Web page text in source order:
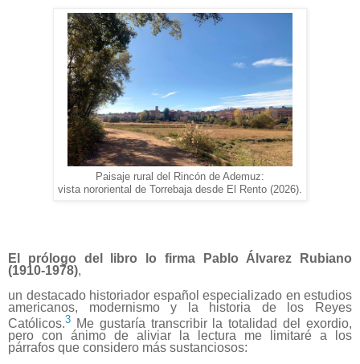
Paisaje rural del Rincón de Ademuz:
vista nororiental de Torrebaja desde El Rento (2026).
El prólogo del libro lo firma Pablo Álvarez Rubiano
(1910-1978),
un destacado historiador español especializado en estudios
americanos, modernismo y la historia de los Reyes
Católicos.3 Me gustaría transcribir la totalidad del exordio,
pero con ánimo de aliviar la lectura me limitaré a los
párrafos que considero más sustanciosos: